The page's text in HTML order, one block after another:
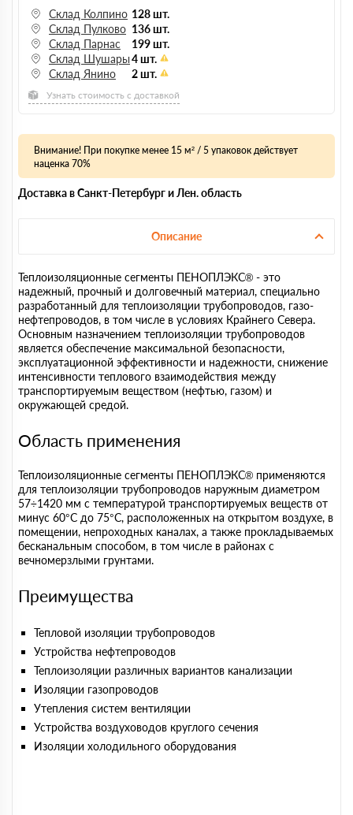
Склад Колпино 128 шт.
Склад Пулково 136 шт.
Склад Парнас
199 шт.
Склад Шушары4 шт.
Склад Янино
2 шт.
Узнать стоимость с доставкой
Внимание! При покупке менее 15 м² / 5 упаковок действует
наценка 70%
Доставка в Санкт-Петербург и Лен. область
Описание
Теплоизоляционные сегменты ПЕНОПЛЭКС® - это
надежный, прочный и долговечный материал, специально
разработанный для теплоизоляции трубопроводов, газо-
нефтепроводов, в том числе в условиях Крайнего Севера.
Основным назначением теплоизоляции трубопроводов
является обеспечение максимальной безопасности,
эксплуатационной эффективности и надежности, снижение
интенсивности теплового взаимодействия между
транспортируемым веществом (нефтью, газом) и
окружающей средой.
Область применения
Теплоизоляционные сегменты ПЕНОПЛЭКС® применяются
для теплоизоляции трубопроводов наружным диаметром
57÷1420 мм с температурой транспортируемых веществ от
минус 60°С до 75°С, расположенных на открытом воздухе, в
помещении, непроходных каналах, а также прокладываемых
бесканальным способом, в том числе в районах с
вечномерзлыми грунтами.
Преимущества
Тепловой изоляции трубопроводов
Устройства нефтепроводов
Теплоизоляции различных вариантов канализации
Изоляции газопроводов
Утепления систем вентиляции
Устройства воздуховодов круглого сечения
Изоляции холодильного оборудования